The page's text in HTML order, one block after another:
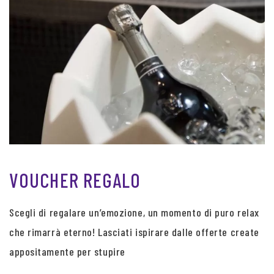
VOUCHER REGALO
Scegli di regalare un’emozione, un momento di puro relax
che rimarrà eterno! Lasciati ispirare dalle offerte create
appositamente per stupire